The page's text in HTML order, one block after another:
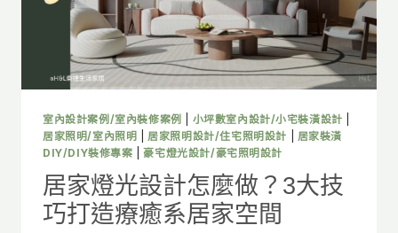
室內設計案例/室內裝修案例 小坪數室內設計/小宅裝潢設計
居家照明/室內照明
|居家照明設計/住宅照明設計
居家裝潢
DIY/DIY裝修專案 |豪宅燈光設計/豪宅照明設計
居家燈光設計怎麼做？3大技
巧打造療癒系居家空間